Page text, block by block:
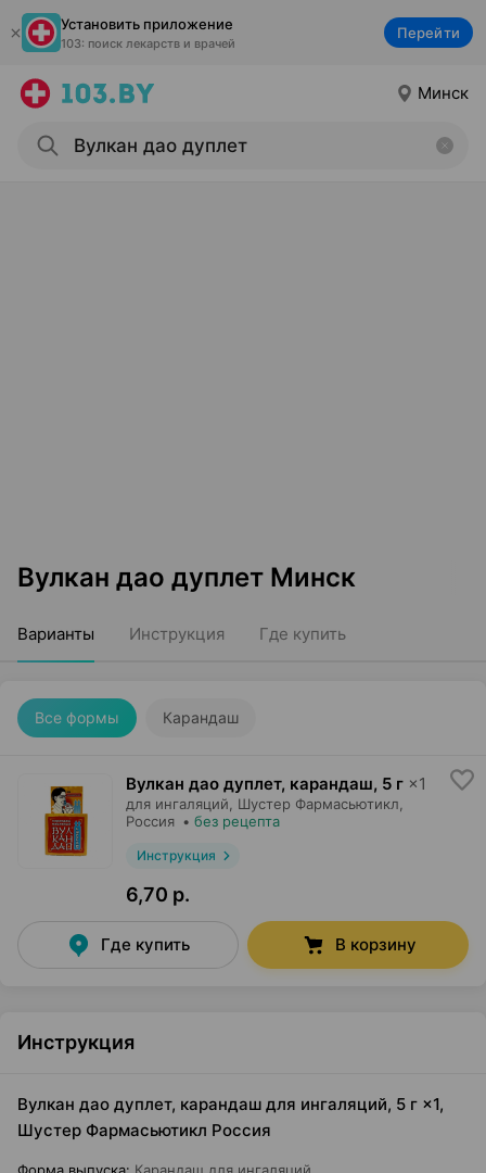
Установить приложение
103: поиск лекарств и врачей
Перейти
Минск
Вулкан дао дуплет Минск
Варианты Инструкция Где купить
Все формы Карандаш
Вулкан дао дуплет, карандаш, 5 г ×1
для ингаляций, Шустер Фармасьютикл
Россия • без рецепта
Инструкция
6,70 р.
Где купить В корзину
Инструкция
Вулкан дао дуплет, карандаш для ингаляций, 5 г ×1,
Шустер Фармасьютикл Россия